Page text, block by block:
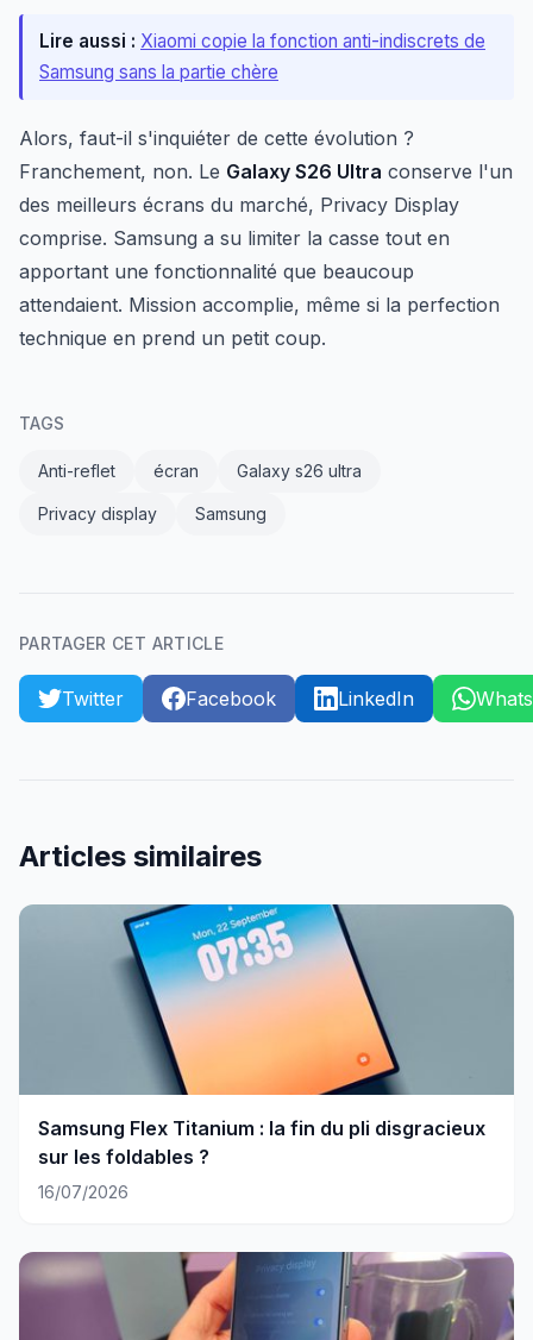
Lire aussi : Xiaomi copie la fonction anti-indiscrets de
Samsung sans la partie chère
Alors, faut-il s'inquiéter de cette évolution ?
Franchement, non. Le Galaxy S26 Ultra conserve l'un
des meilleurs écrans du marché, Privacy Display
comprise. Samsung a su limiter la casse tout en
apportant une fonctionnalité que beaucoup
attendaient. Mission accomplie, même si la perfection
technique en prend un petit coup.
TAGS
Anti-reflet écran Galaxy s26 ultra
Privacy display Samsung
PARTAGER CET ARTICLE
Twitter Facebook LinkedIn
Articles similaires
Samsung Flex Titanium : la fin du pli disgracieux
sur les foldables ?
16/07/2026